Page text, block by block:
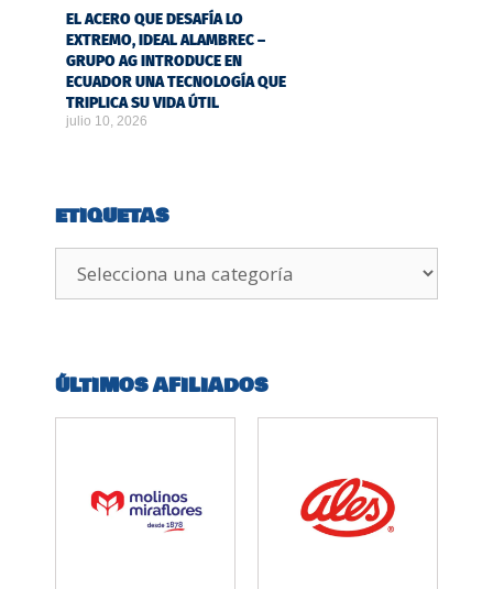
EL ACERO QUE DESAFÍA LO
EXTREMO, IDEAL ALAMBREC –
GRUPO AG INTRODUCE EN
ECUADOR UNA TECNOLOGÍA QUE
TRIPLICA SU VIDA ÚTIL
julio 10, 2026
ETIQUETAS
ÚLTIMOS AFILIADOS